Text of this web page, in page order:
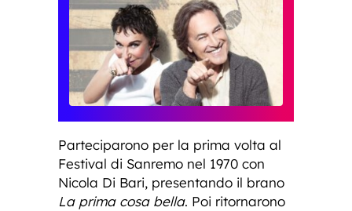
Parteciparono per la prima volta al
Festival di Sanremo nel 1970 con
Nicola Di Bari, presentando il brano
La prima cosa bella. Poi ritornarono